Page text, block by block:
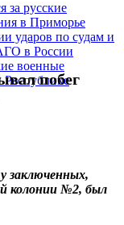
за русские
в Приморье
ударов по судам и
в России
военные
побег
заключенных,
колонии №2, был